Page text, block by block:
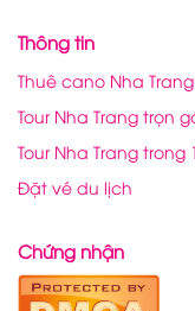
Thông tin
Thuê cano Nha Trang
Tour Nha Trang trọn
Tour Nha Trang trong
Đặt vé du lịch
Chứng nhận